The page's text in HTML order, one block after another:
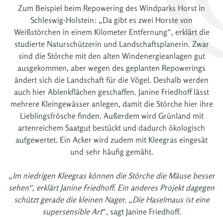
Zum Beispiel beim Repowering des Windparks Horst in
Schleswig-Holstein: „Da gibt es zwei Horste von
Weißstörchen in einem Kilometer Entfernung“, erklärt die
studierte Naturschützerin und Landschaftsplanerin. Zwar
sind die Störche mit den alten Windenergieanlagen gut
ausgekommen, aber wegen des geplanten Repowerings
ändert sich die Landschaft für die Vögel. Deshalb werden
auch hier Ablenkflächen geschaffen. Janine Friedhoff lässt
mehrere Kleingewässer anlegen, damit die Störche hier ihre
Lieblingsfrösche finden. Außerdem wird Grünland mit
artenreichem Saatgut bestückt und dadurch ökologisch
aufgewertet. Ein Acker wird zudem mit Kleegras eingesät
und sehr häufig gemäht.
„Im niedrigen Kleegras können die Störche die Mäuse besser
sehen“, erklärt Janine Friedhoff. Ein anderes Projekt dagegen
schützt gerade die kleinen Nager. „Die Haselmaus ist eine
supersensible Art“, sagt Janine Friedhoff.